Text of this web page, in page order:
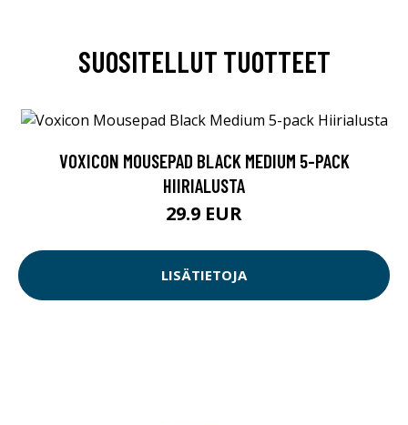
SUOSITELLUT TUOTTEET
VOXICON MOUSEPAD BLACK MEDIUM 5-PACK
HIIRIALUSTA
29.9 EUR
LISÄTIETOJA